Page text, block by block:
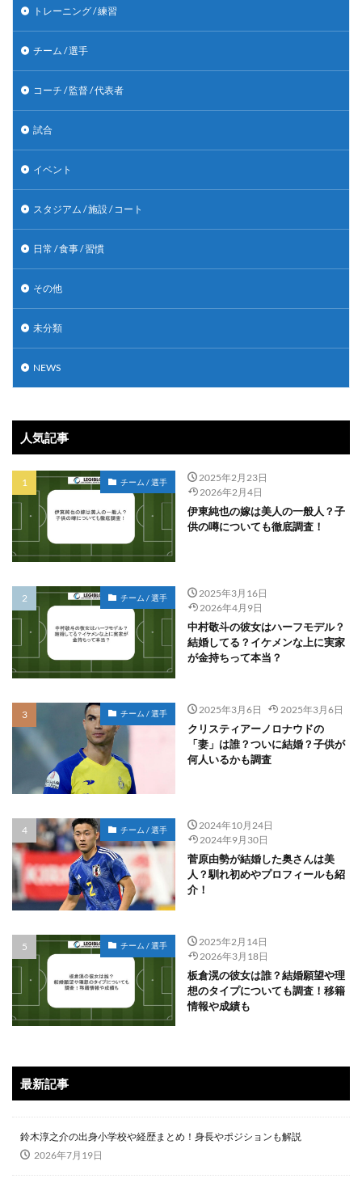
トレーニング / 練習
チーム / 選手
コーチ / 監督 / 代表者
試合
イベント
スタジアム / 施設 / コート
日常 / 食事 / 習慣
その他
未分類
NEWS
人気記事
チーム / 選手
2025年2月23日
2026年2月4日
伊東純也の嫁は美人の一般人？子
供の噂についても徹底調査！
チーム / 選手
2025年3月16日
2026年4月9日
中村敬斗の彼女はハーフモデル？
結婚してる？イケメンな上に実家
が金持ちって本当？
チーム / 選手 2025年3月6日 2025年3月6日
クリスティアーノロナウドの
「妻」は誰？ついに結婚？子供が
何人いるかも調査
チーム / 選手
2024年10月24日
2024年9月30日
菅原由勢が結婚した奥さんは美
人？馴れ初めやプロフィールも紹
介！
チーム / 選手
2025年2月14日
2026年3月18日
板倉滉の彼女は誰？結婚願望や理
想のタイプについても調査！移籍
情報や成績も
最新記事
鈴木淳之介の出身小学校や経歴まとめ！身長やポジションも解説
2026年7月19日